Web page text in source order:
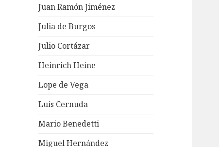
Juan Ramón Jiménez
Julia de Burgos
Julio Cortázar
Heinrich Heine
Lope de Vega
Luis Cernuda
Mario Benedetti
Miguel Hernández